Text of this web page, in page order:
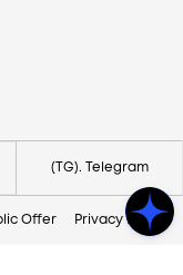
(TG). Telegram
Offer Privacy Policy